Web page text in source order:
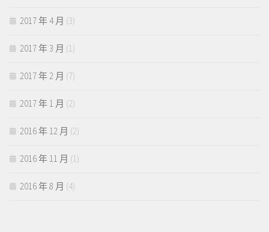
2017 年 4 月 (3)
2017 年 3 月 (1)
2017 年 2 月 (7)
2017 年 1 月 (2)
2016 年 12 月 (2)
2016 年 11 月 (1)
2016 年 8 月 (4)